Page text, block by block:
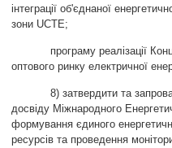
інтеграції об'єднаної
зони UCTE;
програму реалізації
оптового ринку електричної
8) затвердити та
досвіду Міжнародного
формування єдиного
ресурсів та проведення